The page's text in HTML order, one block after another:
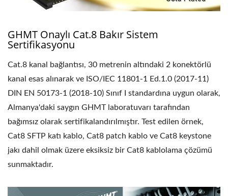
GHMT Onaylı Cat.8 Bakır Sistem
Sertifikasyonu
Cat.8 kanal bağlantısı, 30 metrenin altındaki 2 konektörlü
kanal esas alınarak ve ISO/IEC 11801-1 Ed.1.0 (2017-11)
DIN EN 50173-1 (2018-10) Sınıf I standardına uygun olarak,
Almanya'daki saygın GHMT laboratuvarı tarafından
bağımsız olarak sertifikalandırılmıştır. Test edilen örnek,
Cat8 SFTP katı kablo, Cat8 patch kablo ve Cat8 keystone
jakı dahil olmak üzere eksiksiz bir Cat8 kablolama çözümü
sunmaktadır.